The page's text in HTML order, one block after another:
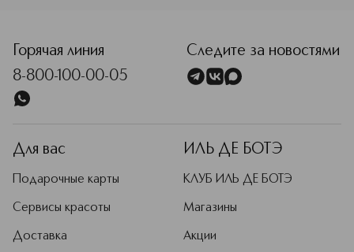
Горячая линия
8-800-100-00-05
Следите за новостями
Для вас
Подарочные карты
Сервисы красоты
Доставка
ИЛЬ ДЕ БОТЭ
КЛУБ ИЛЬ ДЕ БОТЭ
Магазины
Акции